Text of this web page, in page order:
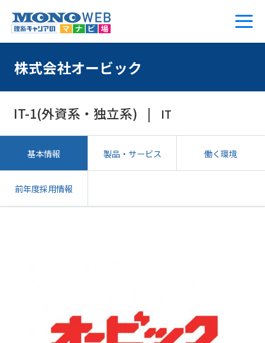
株式会社オービック
IT-1(外資系・独立系) IT
基本情報 製品・サービス 働く環境
前年度採用情報